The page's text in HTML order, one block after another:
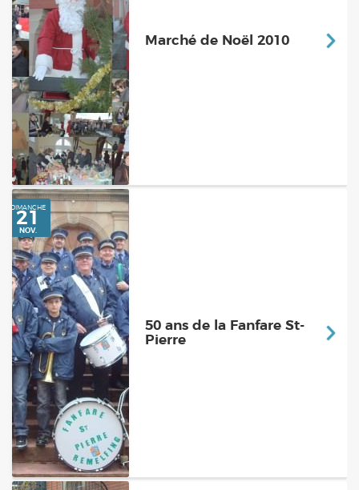
DIMANCHE
28
NOV.
Marché de Noël 2010
DIMANCHE
21
NOV.
50 ans de la Fanfare St-
Pierre